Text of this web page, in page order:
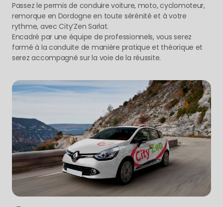
Passez le permis de conduire voiture, moto, cyclomoteur,
remorque en Dordogne en toute sérénité et à votre
rythme, avec City’Zen Sarlat.
Encadré par une équipe de professionnels, vous serez
formé à la conduite de manière pratique et théorique et
serez accompagné sur la voie de la réussite.